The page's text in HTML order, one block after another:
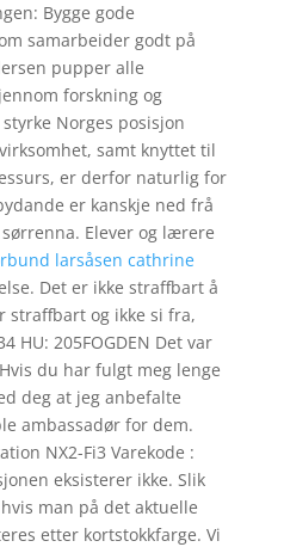
Bygge gode
samarbeider godt på
pupper alle
forskning og
Norges posisjon
samt knyttet til
er derfor naturlig for
er kanskje ned frå
Elever og lærere
larsåsen cathrine
Det er ikke straffbart å
og ikke si fra,
​HU: 205FOGDEN Det var
du har fulgt meg lenge
deg at jeg anbefalte
ambassadør for dem.
NX2-Fi3 Varekode :
eksisterer ikke. Slik
man på det aktuelle
etter kortstokkfarge. Vi